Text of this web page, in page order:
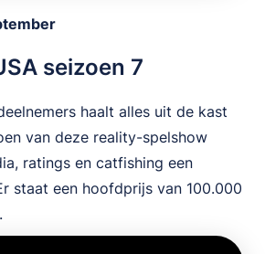
seizoen 7
haalt alles uit de kast
van deze reality-spelshow
ratings en catfishing een
staat een hoofdprijs van 100.000